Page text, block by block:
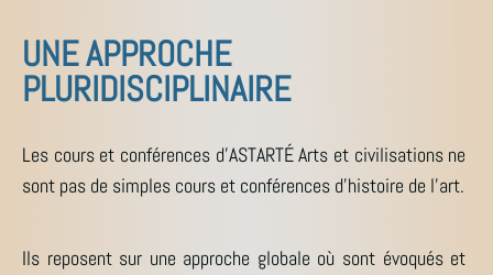
UNE APPROCHE
PLURIDISCIPLINAIRE
Les cours et conférences d’ASTARTÉ Arts et civilisations ne
sont pas de simples cours et conférences d’histoire de l’art.
Ils reposent sur une approche globale où sont évoqués et